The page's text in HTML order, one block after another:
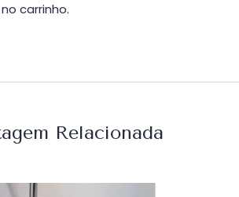
carrinho.
Relacionada